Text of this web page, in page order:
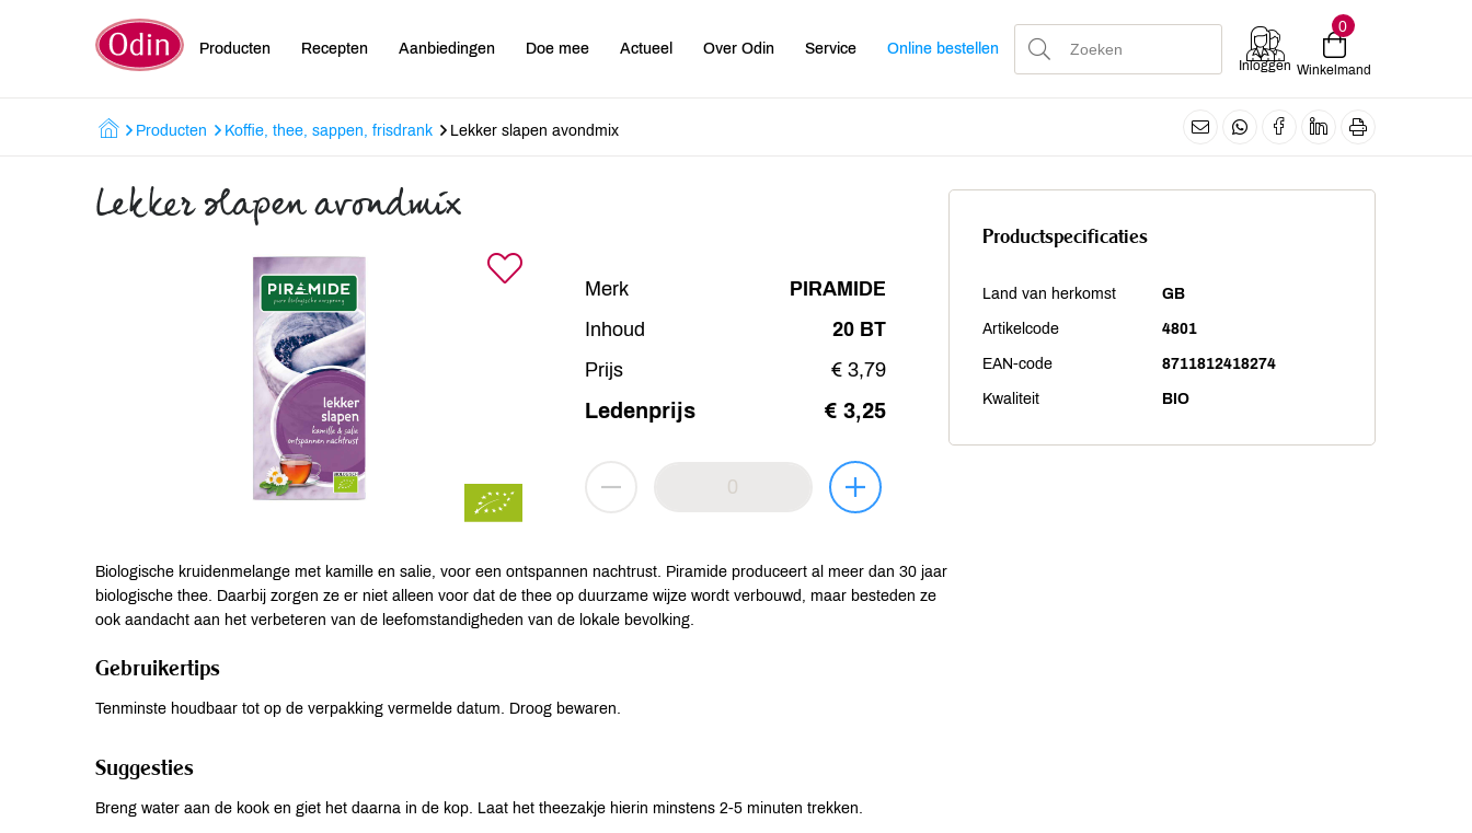
Producten Recepten Aanbiedingen Doe mee Actueel Over Odin Service Online bestellen
Inloggen
0
Winkelmand
Producten Koffie, thee, sappen, frisdrank Lekker slapen avondmix
Lekker slapen avondmix
Merk
PIRAMIDE
Inhoud
20 BT
Prijs
€ 3,79
Ledenprijs € 3,25
Biologische kruidenmelange met kamille en salie, voor een ontspannen nachtrust. Piramide produceert al meer dan 30 jaar
biologische thee. Daarbij zorgen ze er niet alleen voor dat de thee op duurzame wijze wordt verbouwd, maar besteden ze
ook aandacht aan het verbeteren van de leefomstandigheden van de lokale bevolking.
Gebruikertips
Tenminste houdbaar tot op de verpakking vermelde datum. Droog bewaren.
Suggesties
Breng water aan de kook en giet het daarna in de kop. Laat het theezakje hierin minstens 2-5 minuten trekken.
Productspecificaties
Land van herkomst GB
Artikelcode 4801
EAN-code 8711812418274
Kwaliteit BIO